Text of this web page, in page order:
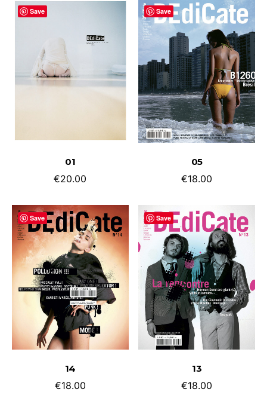
Save
ADD TO CART
01
€20.00
Save
ADD TO CART
05
€18.00
Save
ADD TO CART
14
€18.00
Save
ADD TO CART
13
€18.00